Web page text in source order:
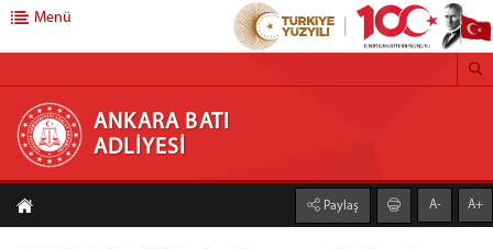
ANKARA BATI ADLİYESİ
ANA SAYFA
ADLİYEMİZ
Menü
ANKARA BATI
ADLİYESİ
Paylaş A- A+